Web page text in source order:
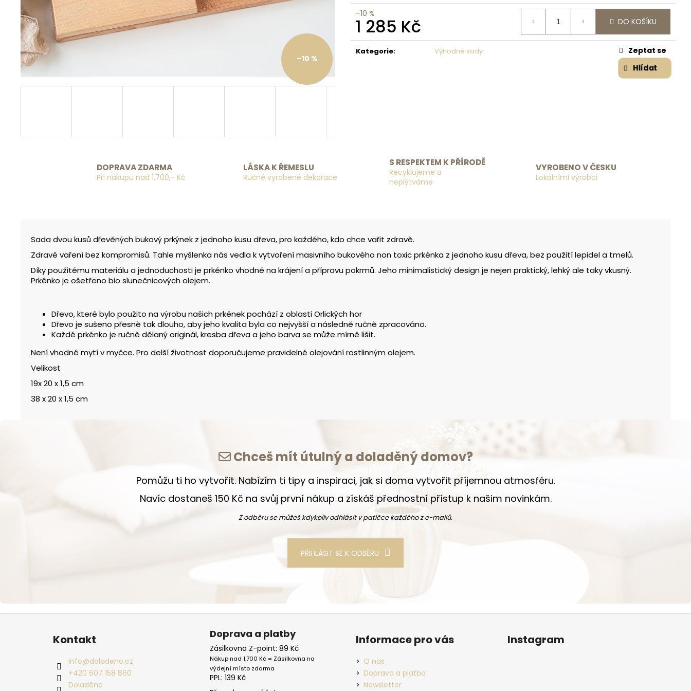
–10 %
1 285 Kč
Měrná cena:
DO KOŠÍKU
Kategorie: Výhodné sady Zeptat se
Hlídat
–10 %
DOPRAVA ZDARMA
Při nákupu nad 1.700,- Kč
LÁSKA K ŘEMESLU
Ručně vyrobené dekorace
S RESPEKTEM K PŘÍRODĚ
Recyklujeme a
neplýtváme
VYROBENO V ČESKU
Lokálními výrobci
Sada dvou kusů dřevěných bukový prkýnek z jednoho kusu dřeva, pro každého, kdo chce vařit zdravě.
Zdravé vaření bez kompromisů. Tahle myšlenka nás vedla k vytvoření masivního bukového non toxic prkénka z jednoho kusu dřeva, bez použití lepidel a tmelů.
Díky použitému materiálu a jednoduchosti je prkénko vhodné na krájení a přípravu pokrmů. Jeho minimalistický design je nejen praktický, lehký ale taky vkusný.
Prkénko je ošetřeno bio slunečnicových olejem.
Dřevo, které bylo použito na výrobu našich prkének pochází z oblasti Orlických hor
Dřevo je sušeno přesně tak dlouho, aby jeho kvalita byla co nejvyšší a následně ručně zpracováno.
Každé prkénko je ručně dělaný originál, kresba dřeva a jeho barva se může mírně lišit.
Není vhodné mytí v myčce. Pro delší životnost doporučujeme pravidelné olejování rostlinným olejem.
Velikost
19x 20 x 1,5 cm
38 x 20 x 1,5 cm
Chceš mít útulný a doladěný domov?
Pomůžu ti ho vytvořit. Nabízím ti tipy a inspiraci, jak si doma vytvořit příjemnou atmosféru.
Navíc dostaneš 150 Kč na svůj první nákup a získáš přednostní přístup k našim novinkám.
Z odběru se můžeš kdykoliv odhlásit v patičce každého z e-mailů.
PŘIHLÁSIT SE K ODBĚRU
Zápatí
Kontakt
info@doladeno.cz
+420 607 158 860
Doladěno
Doprava a platby
Zásilkovna Z-point: 89 Kč
Nákup nad 1.700 Kč = Zásilkovna na
výdejní místo zdarma
PPL: 139 Kč
Informace pro vás
O nás
Doprava a platba
Newsletter
Instagram